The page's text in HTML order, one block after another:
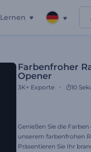
Lernen
Farbenfroher
Opener
3K+ Exporte 10
Genießen Sie die
unserem farbenfrohen
Präsentieren Sie Ihr